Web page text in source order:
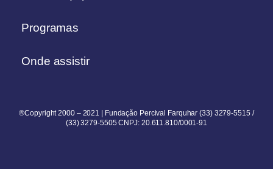
Programas
Onde assistir
®Copyright 2000 – 2021 | Fundação Percival Farquhar (33) 3279-5515 /
(33) 3279-5505 CNPJ: 20.611.810/0001-91